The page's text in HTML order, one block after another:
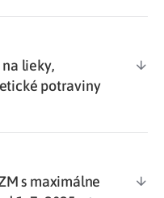
lieky,
potraviny
s maximálne